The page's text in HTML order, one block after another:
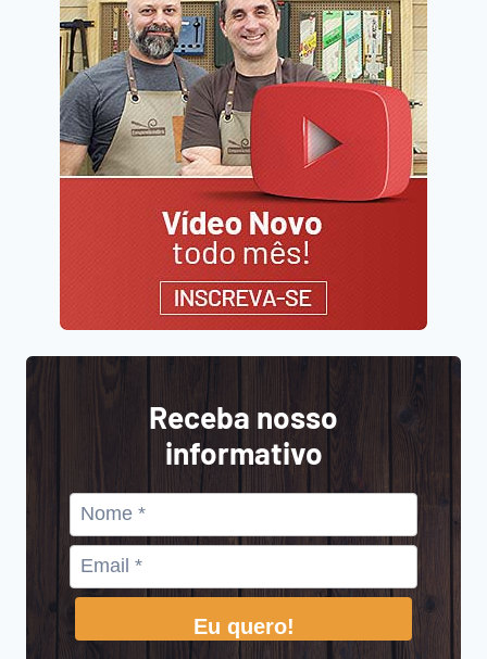
Receba nosso
informativo
Eu quero!